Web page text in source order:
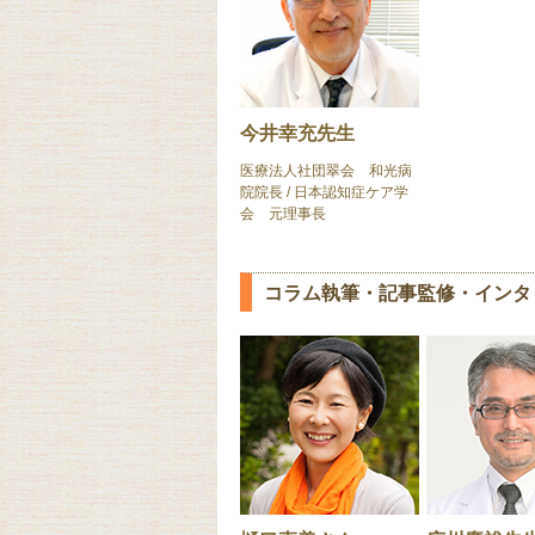
今井幸充先生
医療法人社団翠会 和光病
院院長 / 日本認知症ケア学
会 元理事長
コラム執筆・記事監修・イン